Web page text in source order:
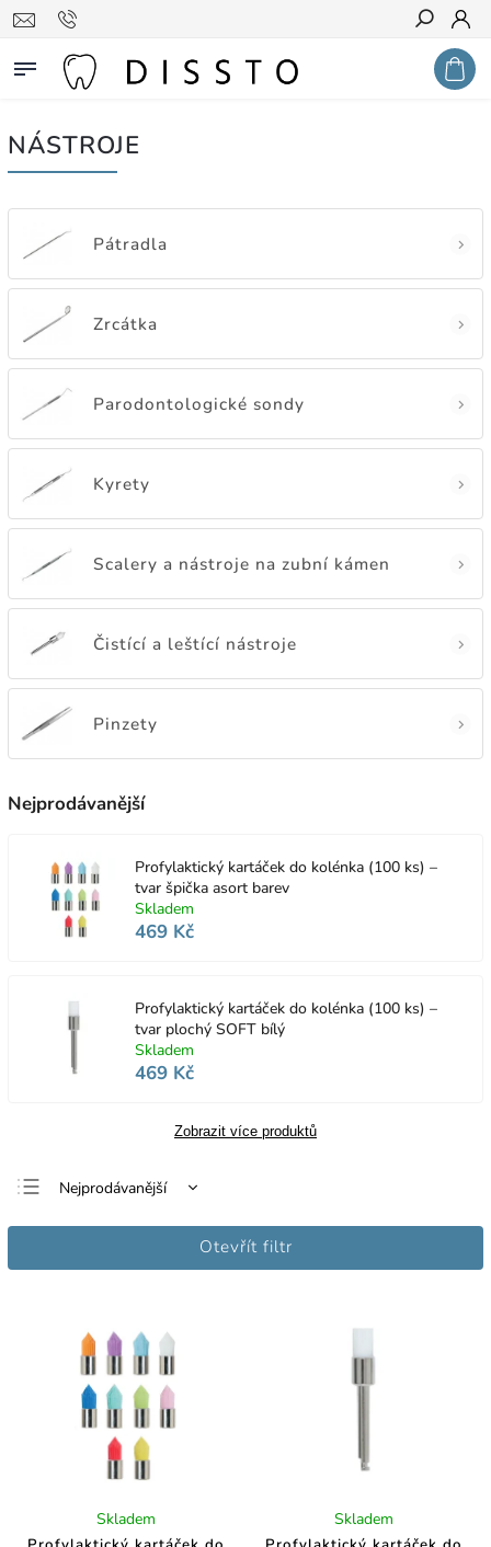
Hledat
NÁSTROJE
Pátradla
Zrcátka
Parodontologické sondy
Kyrety
Scalery a nástroje na zubní kámen
Čistící a leštící nástroje
Pinzety
Nejprodávanější
Profylaktický kartáček do kolénka (100 ks) –
tvar špička asort barev
Skladem
469 Kč
Profylaktický kartáček do kolénka (100 ks) –
tvar plochý SOFT bílý
Skladem
469 Kč
Zobrazit více produktů
Nejprodávanější
Nejlevnější
Otevřít filtr
Skladem Skladem